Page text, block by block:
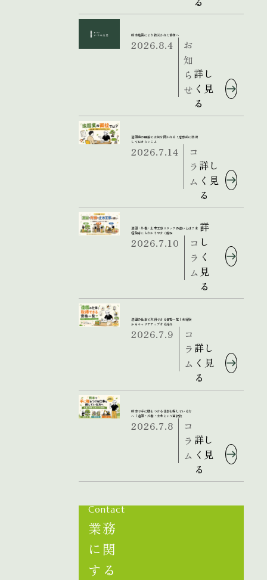
熊本地震により被災された皆様へ
2026.8.4
お
知
ら
せ
詳し
く見
る
造園業の面接では何を聞かれる？応募前に準備
しておきたいこと
2026.7.14
コ
ラ
ム
詳し
く見
る
造園・外構・土木工事スタッフの違いとは？未
経験者にもわかりやすく解説
2026.7.10
コ
ラ
ム
詳
し
く
見
る
造園の仕事で取得できる資格一覧｜未経験
からキャリアアップする流れ
2026.7.9
コ
ラ
ム
詳し
く見
る
熊本で手に職をつける仕事を探している方
へ｜造園・外構・土木という選択肢
2026.7.8
コ
ラ
ム
詳し
く見
る
Contact
業務
に関
する